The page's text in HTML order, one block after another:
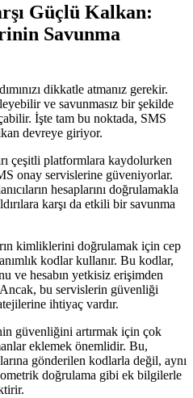
Güçlü Kalkan:
Savunma
dikkatle atmanız gerekir.
ve savunmasız bir şekilde
İşte tam bu noktada, SMS
devreye giriyor.
çeşitli platformlara kaydolurken
onay servislerine güveniyorlar.
hesaplarını doğrulamakla
karşı da etkili bir savunma
kimliklerini doğrulamak için cep
kodlar kullanır. Bu kodlar,
ve hesabın yetkisiz erişimden
bu servislerin güvenliği
ihtiyaç vardır.
güvenliğini artırmak için çok
eklemek önemlidir. Bu,
gönderilen kodlarla değil, aynı
doğrulama gibi ek bilgilerle